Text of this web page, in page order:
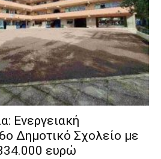
Ενεργειακή
Δημοτικό Σχολείο με
ευρώ